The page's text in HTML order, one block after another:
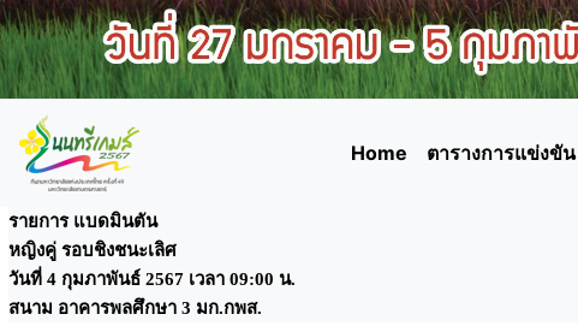
Home ตารางการแข่งขัน
รายการ แบดมินตัน
หญิงคู่ รอบชิงชนะเลิศ
วันที่ 4 กุมภาพันธ์ 2567 เวลา 09:00 น.
สนาม อาคารพลศึกษา 3 มก.กพส.